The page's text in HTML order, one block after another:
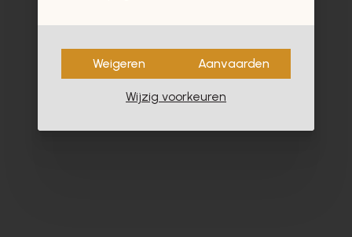
Weigeren Aanvaarden
Wijzig voorkeuren